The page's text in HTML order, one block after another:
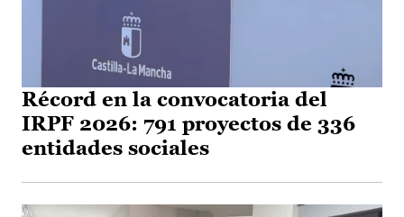
Récord en la convocatoria del
IRPF 2026: 791 proyectos de 336
entidades sociales